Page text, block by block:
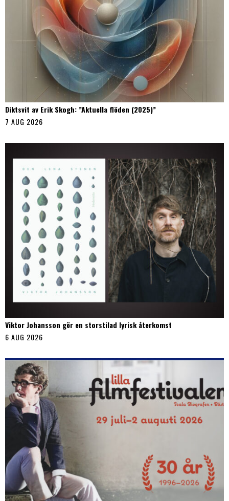
Diktsvit av Erik Skogh: ”Aktuella flöden (2025)”
7 AUG 2026
Viktor Johansson gör en storstilad lyrisk återkomst
6 AUG 2026